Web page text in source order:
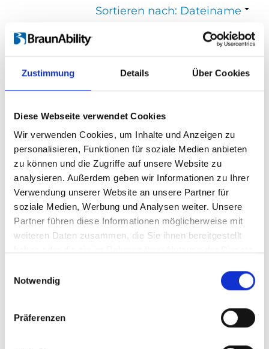
Zustimmung Details Über Cookies
Diese Webseite verwendet Cookies
Wir verwenden Cookies, um Inhalte und Anzeigen zu
personalisieren, Funktionen für soziale Medien anbieten
zu können und die Zugriffe auf unsere Website zu
analysieren. Außerdem geben wir Informationen zu Ihrer
Verwendung unserer Website an unsere Partner für
soziale Medien, Werbung und Analysen weiter. Unsere
Partner führen diese Informationen möglicherweise mit
weiteren Daten zusammen, die Sie ihnen bereitgestellt
Notwendig
Präferenzen
Sortieren nach: Dateiname
Zurück
Wenn Sie nach einem Video zu einem bestimmten Produkt
Menü auf der linken Seite auswählen. Bitte beachten Sie, dass es
nicht zu allen Produkten eigene Videos gibt.
Einbetten
Unter jedem Video finden Sie einen Code, mit dem Sie das Video
auf Ihrer Webseite einbetten können.
Abonnieren
Abonnieren Sie hier unseren YouTube-Kanal, um sofort
benachrichtigt zu werden, wenn wir ein neues Video hochladen.